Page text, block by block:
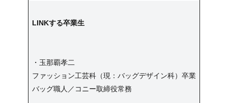
LINKする卒業生
・玉那覇孝二
ファッション工芸科（現：バッグデザイン科）卒業
バッグ職人／コニー取締役常務